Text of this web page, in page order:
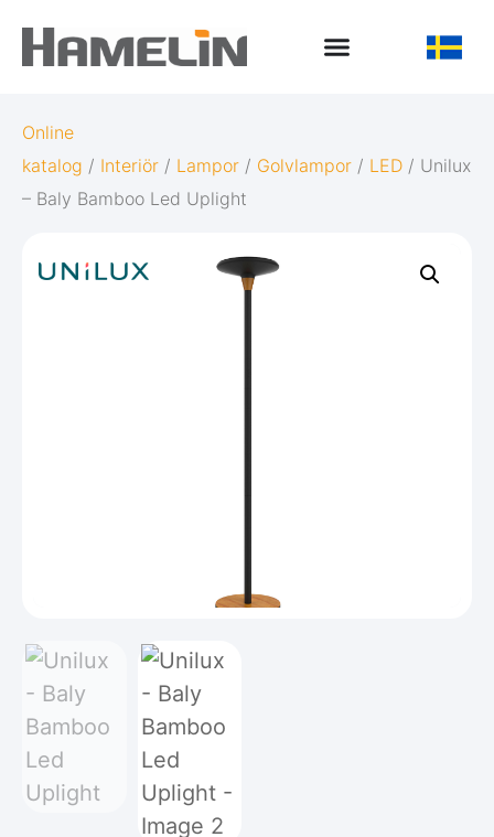
Online
katalog / Interiör / Lampor / Golvlampor / LED / Unilux
– Baly Bamboo Led Uplight